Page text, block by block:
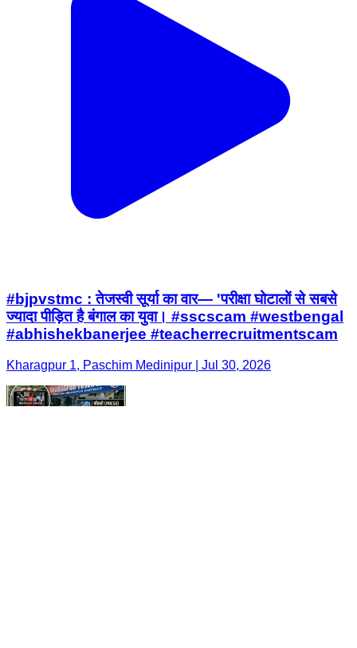
#bjpvstmc : तेजस्वी सूर्या का वार— 'परीक्षा घोटालों से सबसे
ज्यादा पीड़ित है बंगाल का युवा। #sscscam #westbengal
#abhishekbanerjee #teacherrecruitmentscam
Kharagpur 1, Paschim Medinipur | Jul 30, 2026